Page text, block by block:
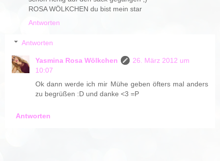
ROSA WÖLKCHEN du bist mein star
Antworten
Antworten
Yasmina Rosa Wölkchen
26. März 2012 um
10:07
Ok dann werde ich mir Mühe geben öfters mal anders
zu begrüßen :D und danke <3 =P
Antworten